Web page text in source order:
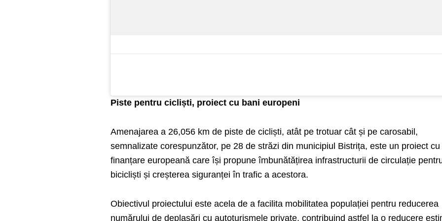
Piste pentru cicliști, proiect cu bani europeni
Amenajarea a 26,056 km de piste de cicliști, atât pe trotuar cât și pe carosabil,
semnalizate corespunzător, pe 28 de străzi din municipiul Bistrița, este un proiect cu
finanțare europeană care își propune îmbunătățirea infrastructurii de circulație
bicicliști și creșterea siguranței în trafic a acestora.
Obiectivul proiectului este acela de a facilita mobilitatea populației pentru reducerea
numărului de deplasări cu autoturismele private, contribuind astfel la o reducere